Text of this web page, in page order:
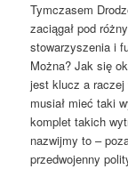
Tymczasem
zaciągał pod
stowarzyszenia i
Można? Jak się
jest klucz a raczej
musiał mieć taki
komplet takich
nazwijmy to –
przedwojenny